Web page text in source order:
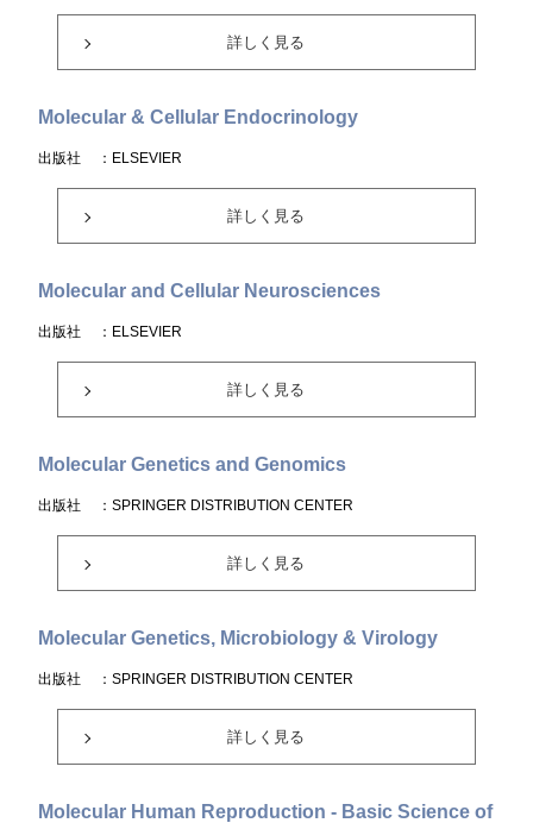
詳しく見る
Molecular & Cellular Endocrinology
出版社 ：ELSEVIER
詳しく見る
Molecular and Cellular Neurosciences
出版社 ：ELSEVIER
詳しく見る
Molecular Genetics and Genomics
出版社 ：SPRINGER DISTRIBUTION CENTER
詳しく見る
Molecular Genetics, Microbiology & Virology
出版社 ：SPRINGER DISTRIBUTION CENTER
詳しく見る
Molecular Human Reproduction - Basic Science of